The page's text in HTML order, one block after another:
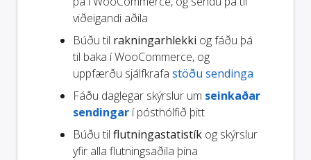
viðeigandi aðila
Búðu til rakningarhlekki og fáðu þá
til baka í WooCommerce, og
uppfærðu sjálfkrafa stöðu sendinga
Fáðu daglegar skýrslur um seinkaðar
sendingar í pósthólfið þitt
Búðu til flutningastatistík og skýrslur
yfir alla flutningsaðila þína